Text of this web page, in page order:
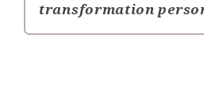
transformation